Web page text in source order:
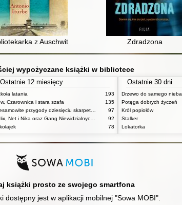
z Auschwitz Zdradzona
wypożyczane książki w bibliotece
Ostatnie 12 miesięcy
latania
193
Czarownica i stara szafa
135
97
92
78
Ostatnie 30 dni
Drzewo do samego nieba
Potęga dobrych życzeń
Król popiołów
Stalker
Lokatorka
książki prosto ze swojego smartfona
dostępny jest w aplikacji mobilnej "Sowa MOBI".